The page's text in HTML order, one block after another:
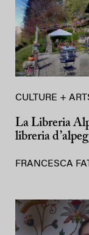
CULTURE +
La Libreria
libreria
FRANCESCA